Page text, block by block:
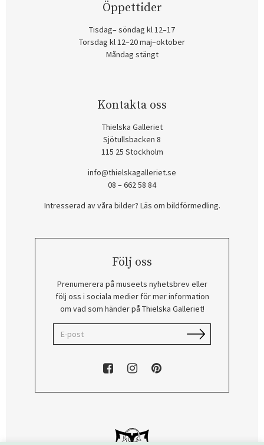
Öppettider
Tisdag– söndag kl 12–17
Torsdag kl 12–20 maj–oktober
Måndag stängt
Kontakta oss
Thielska Galleriet
Sjötullsbacken 8
115 25 Stockholm
info@thielskagalleriet.se
08 – 662 58 84
Intresserad av våra bilder? Läs om bildförmedling.
Följ oss
Prenumerera på museets nyhetsbrev eller
följ oss i sociala medier för mer information
om vad som händer på Thielska Galleriet!